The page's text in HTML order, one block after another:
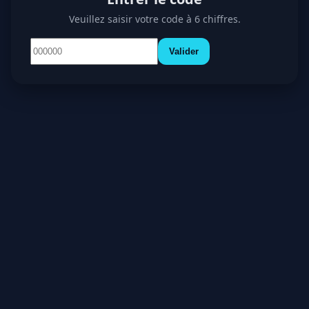
Veuillez saisir votre code à 6 chiffres.
Valider